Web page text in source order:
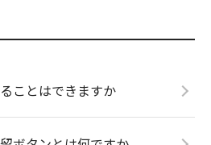
ことはできますか